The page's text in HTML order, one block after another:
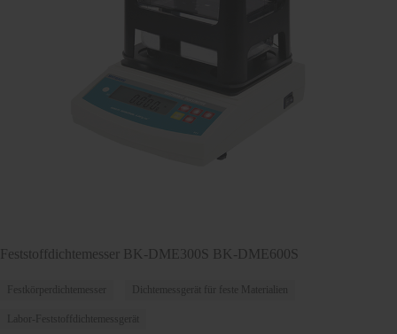
Feststoffdichtemesser BK-DME300S BK-DME600S
Festkörperdichtemesser Dichtemessgerät für feste Materialien
Labor-Feststoffdichtemessgerät